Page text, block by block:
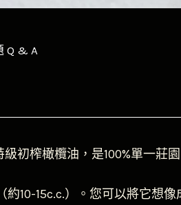
Q & A
初榨橄欖油，是100%單一莊
10-15c.c.）。您可以將它想